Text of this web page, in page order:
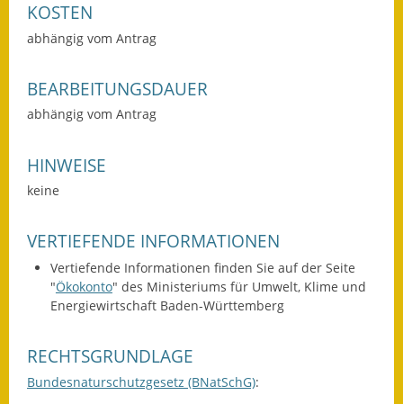
Bodenrichtwerte
Flächennutzungsplan
Gutachterausschuss
KOSTEN
abhängig vom Antrag
BEARBEITUNGSDAUER
abhängig vom Antrag
HINWEISE
keine
VERTIEFENDE INFORMATIONEN
Vertiefende Informationen finden Sie auf der Seite
"Ökokonto" des Ministeriums für Umwelt, Klime und
Energiewirtschaft Baden-Württemberg
RECHTSGRUNDLAGE
Bundesnaturschutzgesetz (BNatSchG):